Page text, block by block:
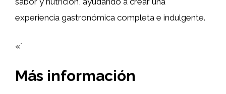
experiencia gastronómica completa e indulgente.
«`
Más información